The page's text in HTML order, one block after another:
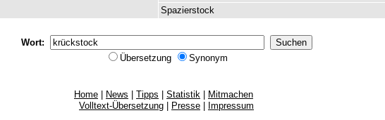
Spazierstock
Wort:
Übersetzung
Synonym
Home News Tipps Statistik
Mitmachen
Volltext-Übersetzung
Presse Impressum